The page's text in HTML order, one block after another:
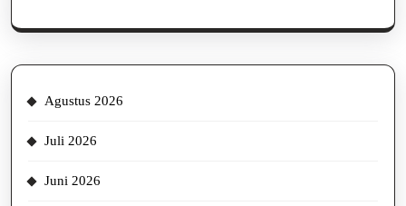
Agustus 2026
Juli 2026
Juni 2026